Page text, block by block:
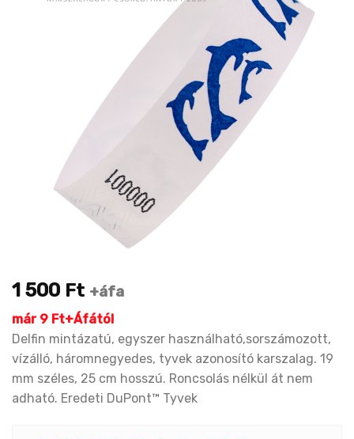
1 500 Ft +áfa
már 9 Ft+Áfától
Delfin mintázatú, egyszer használható,sorszámozott,
vízálló, háromnegyedes, tyvek azonosító karszalag. 19
mm széles, 25 cm hosszú. Roncsolás nélkül át nem
adható. Eredeti DuPont™ Tyvek